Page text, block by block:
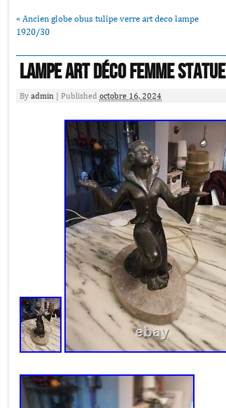
« Ancien globe obus tulipe verre art deco lampe
1920/30
Lampe Art Déco Femme Statue
By admin Published octobre 16, 2024